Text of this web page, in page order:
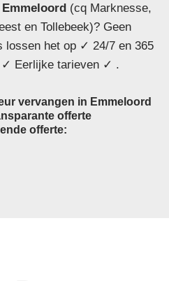
Emmeloord(cq Marknesse,
en Tollebeek)? Geen
lossen het op ✓ 24/7 en 365
Eerlijke tarieven ✓ .
vervangen in Emmeloord
offerte
offerte: